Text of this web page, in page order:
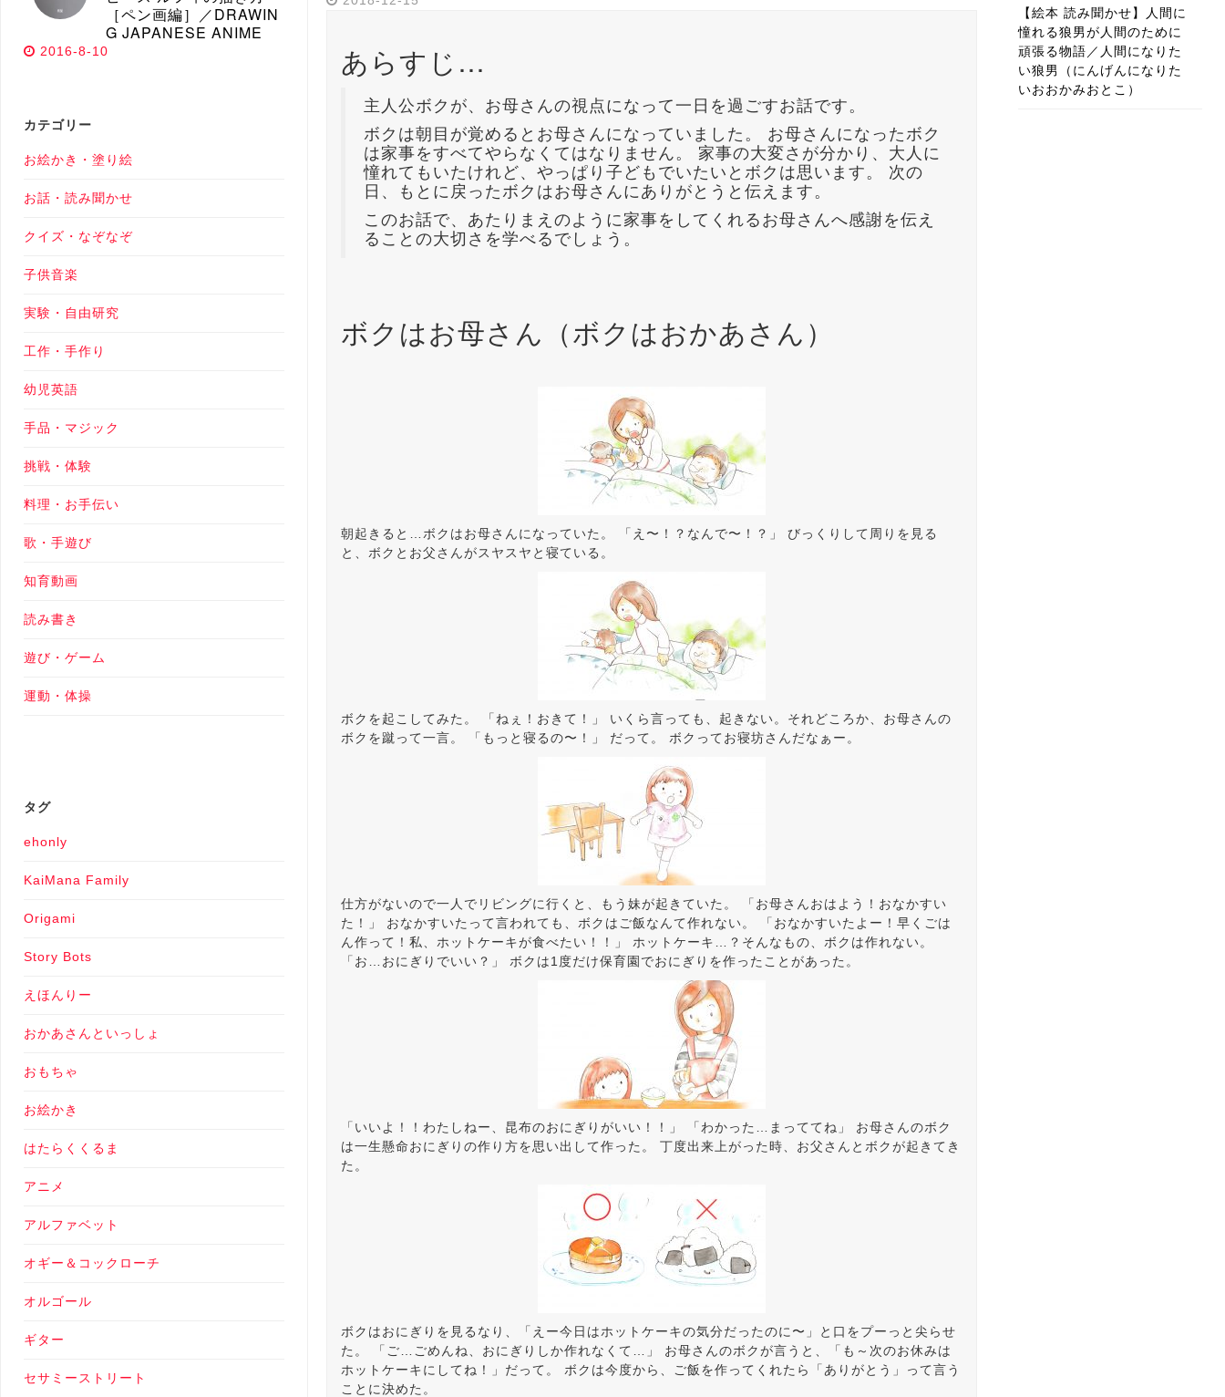
あらすじ…
主人公ボクが、お母さんの視点になって一日を過ごすお話です。
ボクは朝目が覚めるとお母さんになっていました。 お母さんになったボク
は家事をすべてやらなくてはなりません。 家事の大変さが分かり、大人に
憧れてもいたけれど、やっぱり子どもでいたいとボクは思います。 次の
日、もとに戻ったボクはお母さんにありがとうと伝えます。
このお話で、あたりまえのように家事をしてくれるお母さんへ感謝を伝え
ることの大切さを学べるでしょう。
ボクはお母さん（ボクはおかあさん）
朝起きると…ボクはお母さんになっていた。 「え〜！？なんで〜！？」 びっくりして周りを見る
と、ボクとお父さんがスヤスヤと寝ている。
ボクを起こしてみた。 「ねぇ！おきて！」 いくら言っても、起きない。それどころか、お母さんの
ボクを蹴って一言。 「もっと寝るの〜！」 だって。 ボクってお寝坊さんだなぁー。
仕方がないので一人でリビングに行くと、もう妹が起きていた。 「お母さんおはよう！おなかすい
た！」 おなかすいたって言われても、ボクはご飯なんて作れない。 「おなかすいたよー！早くごは
ん作って！私、ホットケーキが食べたい！！」 ホットケーキ…？そんなもの、ボクは作れない。
「お…おにぎりでいい？」 ボクは1度だけ保育園でおにぎりを作ったことがあった。
「いいよ！！わたしねー、昆布のおにぎりがいい！！」 「わかった…まっててね」 お母さんのボク
は一生懸命おにぎりの作り方を思い出して作った。 丁度出来上がった時、お父さんとボクが起きてき
た。
ボクはおにぎりを見るなり、「えー今日はホットケーキの気分だったのに〜」と口をプーっと尖らせ
た。 「ご…ごめんね、おにぎりしか作れなくて…」 お母さんのボクが言うと、「も～次のお休みは
ホットケーキにしてね！」だって。 ボクは今度から、ご飯を作ってくれたら「ありがとう」って言う
ことに決めた。
【絵本 読み聞かせ】人間に
憧れる狼男が人間のために
頑張る物語／人間になりた
い狼男（にんげんになりた
いおおかみおとこ）
［ペン画編］／DRAWIN
G JAPANESE ANIME
2016-8-10
カテゴリー
お絵かき・塗り絵
お話・読み聞かせ
クイズ・なぞなぞ
子供音楽
実験・自由研究
工作・手作り
幼児英語
手品・マジック
挑戦・体験
料理・お手伝い
歌・手遊び
知育動画
読み書き
遊び・ゲーム
運動・体操
タグ
ehonly
KaiMana Family
Origami
Story Bots
えほんりー
おかあさんといっしょ
おもちゃ
お絵かき
はたらくくるま
アニメ
アルファベット
オギー＆コックローチ
オルゴール
ギター
セサミーストリート